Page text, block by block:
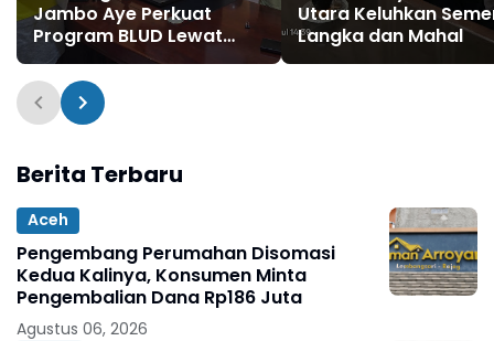
Jambo Aye Perkuat
Program BLUD Lewat
Sinergi Antarsekolah
Utara Keluhkan
Langka dan Mahal
Berita Terbaru
Aceh
Pengembang Perumahan Disomasi
Kedua Kalinya, Konsumen Minta
Pengembalian Dana Rp186 Juta
Agustus 06, 2026